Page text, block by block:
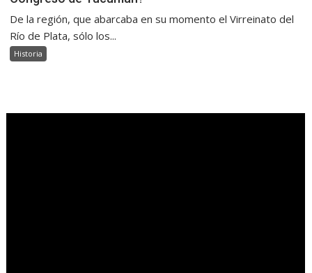
De la región, que abarcaba en su momento el Virreinato del
Río de Plata, sólo los...
Historia